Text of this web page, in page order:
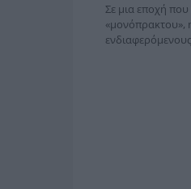
Σε μια εποχή που
«μονόπρακτου»,